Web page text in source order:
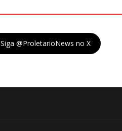
Siga @ProletarioNews no X